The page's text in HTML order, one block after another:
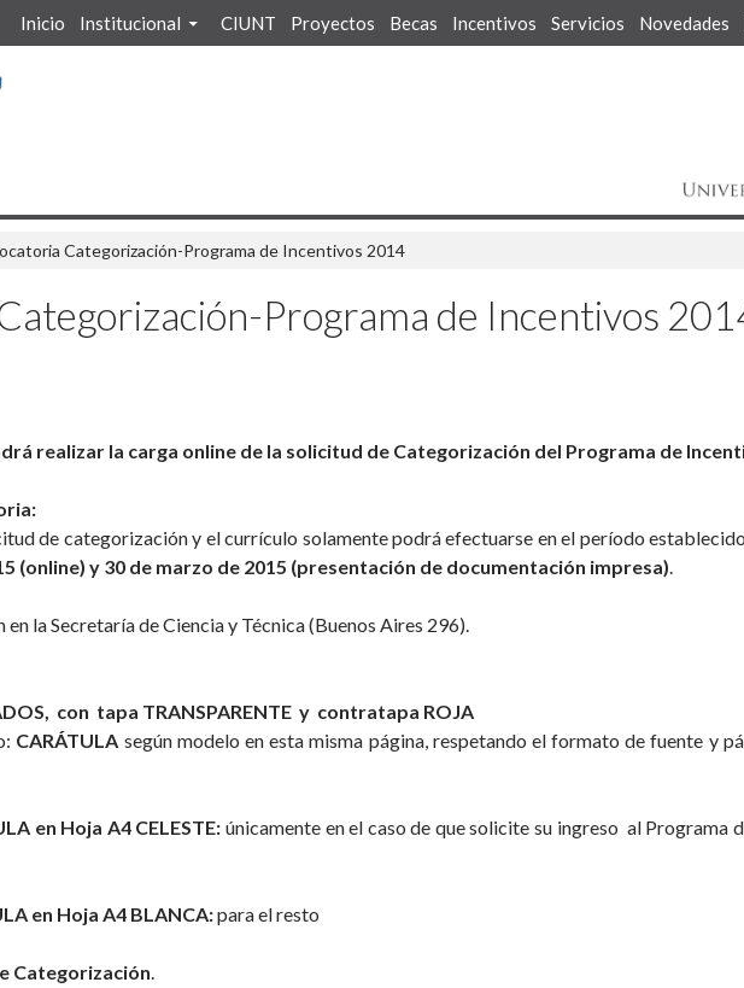
Inicio Institucional CIUNT Proyectos Becas Incentivos Servicios Novedades
Categorización-Programa de Incentivos 2014
Programa de Incentivos
realizar la carga online de la solicitud de Categorización del Programa de
de categorización y el currículo solamente podrá efectuarse en el período
(online) y 30 de marzo de 2015 (presentación de documentación impresa).
la Secretaría de Ciencia y Técnica (Buenos Aires 296).
con tapa TRANSPARENTE y contratapa ROJA
CARÁTULA según modelo en esta misma página, respetando el formato de fuente y
en Hoja A4 CELESTE: únicamente en el caso de que solicite su ingreso al Programa
en Hoja A4 BLANCA:para el resto
Categorización.